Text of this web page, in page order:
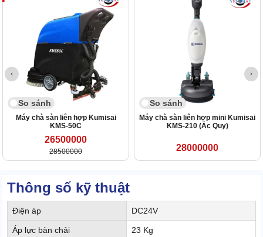
So sánh
Máy chà sàn liên hợp Kumisai
KMS-50C
26500000
28500000
So sánh
Máy chà sàn liên hợp mini Kumisai
KMS-210 (Ắc Quy)
28000000
Thông số kỹ thuật
Điện áp DC24V
Áp lực bàn chải 23 Kg